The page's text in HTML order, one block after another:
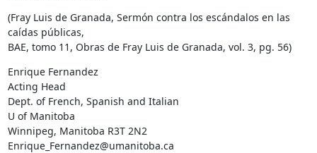
(Fray Luis de Granada, Sermón contra los escándalos en las
caídas públicas,
BAE, tomo 11, Obras de Fray Luis de Granada, vol. 3, pg. 56)
Enrique Fernandez
Acting Head
Dept. of French, Spanish and Italian
U of Manitoba
Winnipeg, Manitoba R3T 2N2
Enrique_Fernandez@umanitoba.ca